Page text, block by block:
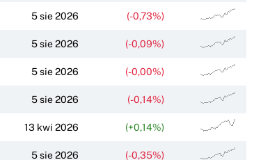
5 sie 2026 (-0,73%)
5 sie 2026 (-0,09%)
5 sie 2026 (-0,00%)
5 sie 2026 (-0,14%)
13 kwi 2026 (+0,14%)
5 sie 2026 (-0,35%)